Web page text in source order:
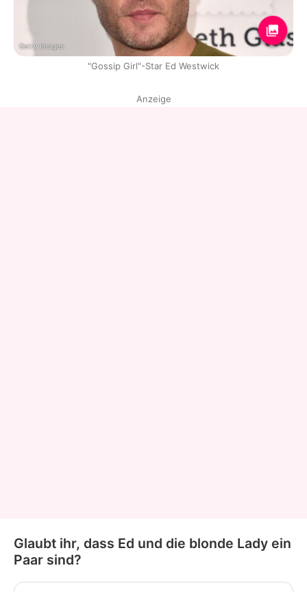
Getty Images
"Gossip Girl"-Star Ed Westwick
Anzeige
Glaubt ihr, dass Ed und die blonde Lady ein
Paar sind?